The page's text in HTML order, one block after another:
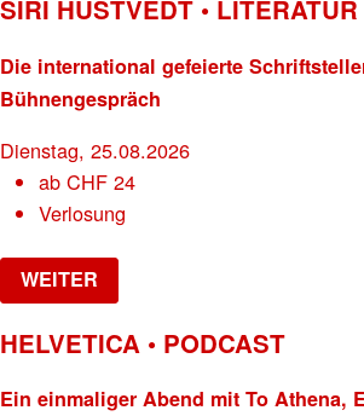
SIRI HUSTVEDT • LITERATUR
Die international gefeierte
Bühnengespräch
Dienstag, 25.08.2026
abCHF 24
Verlosung
WEITER
HELVETICA • PODCAST
Ein einmaliger Abend mit To Athena,